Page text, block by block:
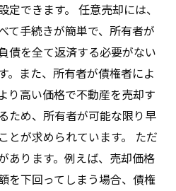
できます。 任意売却には、
て手続きが簡単で、所有者が
債を全て返済する必要がない
。また、所有者が債権者によ
り高い価格で不動産を売却す
ため、所有者が可能な限り早
とが求められています。 ただ
あります。例えば、売却価格
を下回ってしまう場合、債権